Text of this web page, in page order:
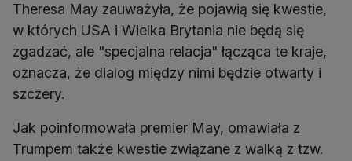
Theresa May zauważyła, że pojawią się kwestie,
w których USA i Wielka Brytania nie będą się
zgadzać, ale "specjalna relacja" łącząca te kraje,
oznacza, że dialog między nimi będzie otwarty i
szczery.
Jak poinformowała premier May, omawiała z
Trumpem także kwestie związane z walką z tzw.